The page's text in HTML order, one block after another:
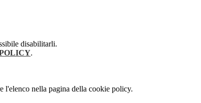
disabilitarli.
.
l'elenco nella pagina della cookie policy.